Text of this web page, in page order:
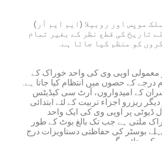
موپس اور روبیلا (ایم ایم آر)
تاریخ کی قطع نظر کے بغیر تمام
کو منظم کیا جاتا ہے.
معمولی اوپی وی کی واحد خوراک کے
درجے کے حصوں میں انتظام کیا جاتا ہے.
کے امیدواروں، آرٹ سی کیڈیٹس
دیگر ریزرو اجزاء تربیت کے لئے ابتدائی
ڈیوٹی پر اوپی وی کی ایک واحد
ملتی ہے جب تک بالغ بوٹ کے طور
بوسٹر کی حفاظتی دستاویزات درج